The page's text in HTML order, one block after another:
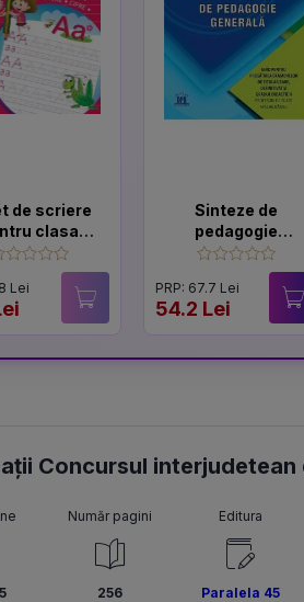
de scriere
clasa
Lei
Sinteze de
pedagogie
generală: Ghid
pentru pregătirea
examenelor de
titularizare,
definitivat și
gradul didactic II
PRP: 67.7 Lei
54.2 Lei
Concursul interjudetean
Număr pagini
256
Editura
Paralela 45